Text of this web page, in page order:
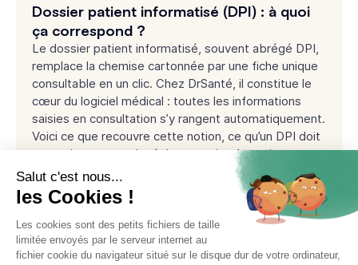
Dossier patient informatisé (DPI) : à quoi
ça correspond ?
Le dossier patient informatisé, souvent abrégé DPI,
remplace la chemise cartonnée par une fiche unique
consultable en un clic. Chez DrSanté, il constitue le
cœur du logiciel médical : toutes les informations
saisies en consultation s’y rangent automatiquement.
Voici ce que recouvre cette notion, ce qu’un DPI doit
contenir et ce que la réglementation française
impose en matière de conformité et de sécurité des
données.